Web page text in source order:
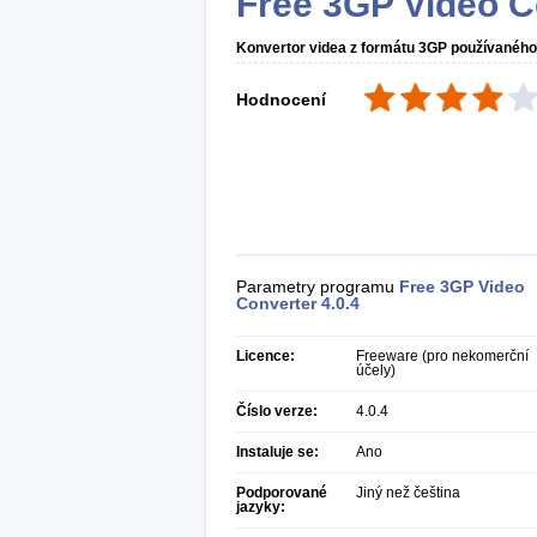
Konvertor videa z formátu 3GP
Hodnocení
Parametry programu Free 3GP Video
Converter 4.0.4
Licence:
Freeware (pro nekomerční
účely)
Číslo verze: 4.0.4
Instaluje se: Ano
Podporované
jazyky:
Jiný než čeština